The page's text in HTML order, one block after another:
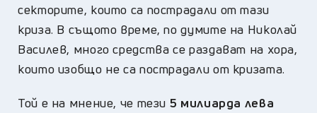
секторите, които са пострадали от тази
криза. В същото време, по думите на Николай
Василев, много средства се раздават на хора,
които изобщо не са пострадали от кризата.
Той е на мнение, че тези 5 милиарда лева